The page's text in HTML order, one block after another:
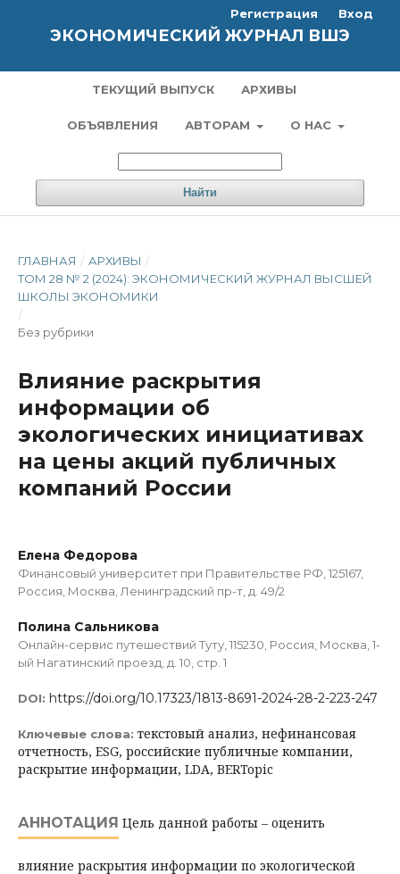
ЭКОНОМИЧЕСКИЙ ЖУРНАЛ ВШЭ
ТЕКУЩИЙ ВЫПУСК АРХИВЫ
ОБЪЯВЛЕНИЯ АВТОРАМ О НАС
Найти
Регистрация Вход
ГЛАВНАЯ / АРХИВЫ /
ТОМ 28 № 2 (2024): ЭКОНОМИЧЕСКИЙ ЖУРНАЛ ВЫСШЕЙ
ШКОЛЫ ЭКОНОМИКИ
/
Без рубрики
Влияние раскрытия
информации об
экологических инициативах
на цены акций публичных
компаний России
Елена Федорова
Финансовый университет при Правительстве РФ, 125167,
Россия, Москва, Ленинградский пр-т, д. 49/2
Полина Сальникова
Онлайн-сервис путешествий Туту, 115230, Россия, Москва, 1-
ый Нагатинский проезд, д. 10, стр. 1
DOI: https://doi.org/10.17323/1813-8691-2024-28-2-223-247
Ключевые слова: текстовый анализ, нефинансовая
отчетность, ESG, российские публичные компании,
раскрытие информации, LDA, BERTopic
АННОТАЦИЯ Цель данной работы – оценить
влияние раскрытия информации по экологической